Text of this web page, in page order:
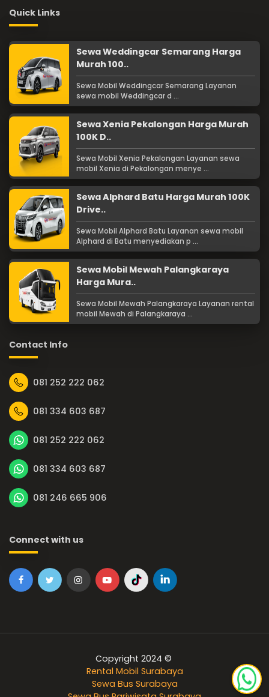
Quick Links
Sewa Weddingcar Semarang Harga
Murah 100..
Sewa Mobil Weddingcar Semarang Layanan
sewa mobil Weddingcar d ...
Sewa Xenia Pekalongan Harga Murah
100K D..
Sewa Mobil Xenia Pekalongan Layanan sewa
mobil Xenia di Pekalongan menye ...
Sewa Alphard Batu Harga Murah 100K
Drive..
Sewa Mobil Alphard Batu Layanan sewa mobil
Alphard di Batu menyediakan p ...
Sewa Mobil Mewah Palangkaraya
Harga Mura..
Sewa Mobil Mewah Palangkaraya Layanan rental
mobil Mewah di Palangkaraya ...
Contact Info
081 252 222 062
081 334 603 687
081 252 222 062
081 334 603 687
081 246 665 906
Connect with us
Copyright 2024 ©
Rental Mobil Surabaya
Sewa Bus Surabaya